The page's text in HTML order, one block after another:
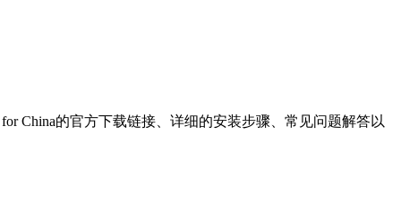
China的官方下载链接、详细的安装步骤、常见问题解答以